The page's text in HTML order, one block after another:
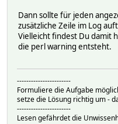
Dann sollte für jeden
zusätzliche Zeile im Log
Vielleicht findest Du damit
die perl warning entsteht.
-----------------------
Formuliere die Aufgabe
setze die Lösung richtig um -
-----------------------
Lesen gefährdet die